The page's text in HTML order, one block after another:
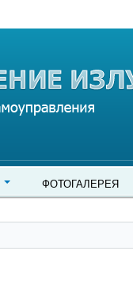
ФОТОГАЛЕРЕЯ